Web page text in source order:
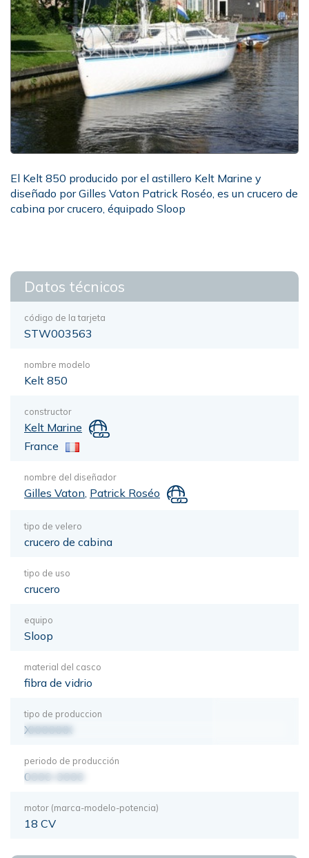
El Kelt 850 producido por el astillero Kelt Marine y
diseñado por Gilles Vaton Patrick Roséo, es un crucero de
cabina por crucero, équipado Sloop
Datos técnicos
código de la tarjeta
STW003563
nombre modelo
Kelt 850
constructor
Kelt Marine
France
nombre del diseñador
Gilles Vaton Patrick Roséo
tipo de velero
crucero de cabina
tipo de uso
crucero
equipo
Sloop
material del casco
fibra de vidrio
tipo de produccion
XXXXXXX
periodo de producción
0000-0000
motor (marca-modelo-potencia)
18 CV